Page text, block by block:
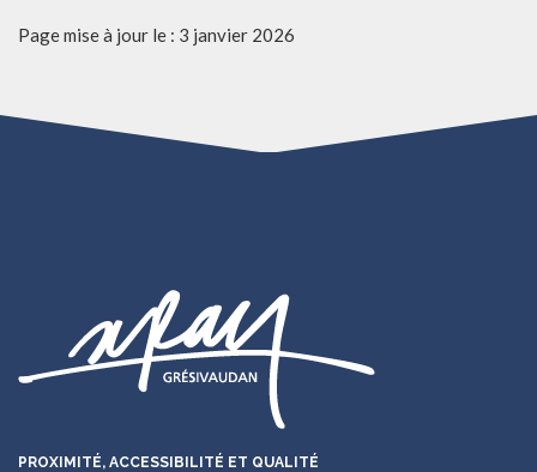
Page mise à jour le : 3 janvier 2026
PROXIMITÉ, ACCESSIBILITÉ ET QUALITÉ